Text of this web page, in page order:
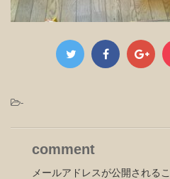
-
comment
メールアドレスが公開される